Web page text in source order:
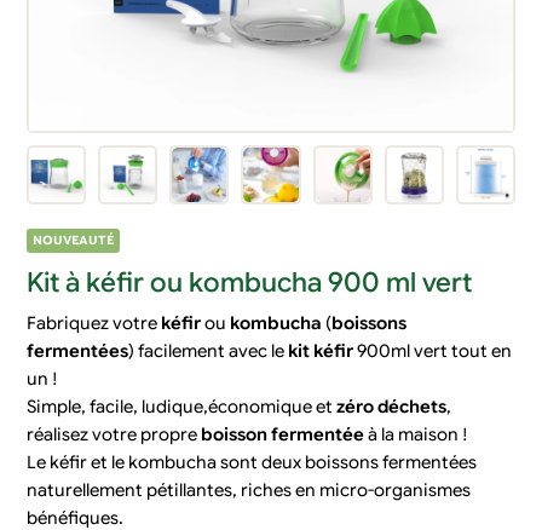
NOUVEAUTÉ
Kit à kéfir ou kombucha 900 ml vert
Fabriquez votre kéfirou kombucha (boissons
fermentées) facilement avec le kit kéfir900ml vert tout en
un !
Simple, facile, ludique,économique etzéro déchets,
réalisez votre propre boisson fermentéeà la maison !
Le kéfir et le kombucha sont deux boissons fermentées
naturellement pétillantes, riches en micro-organismes
bénéfiques.